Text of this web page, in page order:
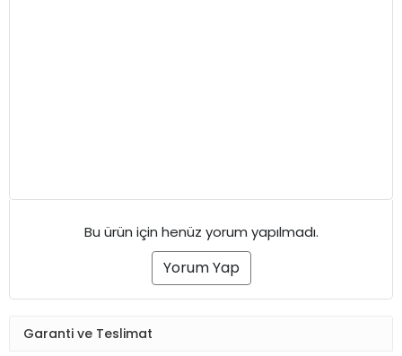
Bu ürün için henüz yorum yapılmadı.
Yorum Yap
Garanti ve Teslimat